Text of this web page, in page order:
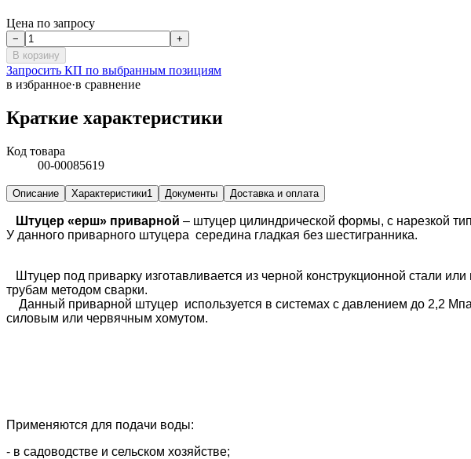
Цена по запросу
−
+
В корзину
Запросить КП по выбранным позициям
в избранное·в сравнение
Краткие характеристики
Код товара
00-00085619
Описание Характеристики1 Документы Доставка и оплата
Штуцер «ерш» приварной – штуцер цилиндрической формы, с нарезкой
У данного приварного штуцера середина гладкая без шестигранника.
Штуцер под приварку изготавливается из черной конструкционной стали
трубам методом сварки.
Данный приварной штуцер используется в системах с давлением до 2,2
силовым или червячным хомутом.
Применяются для подачи воды:
- в садоводстве и сельском хозяйстве;